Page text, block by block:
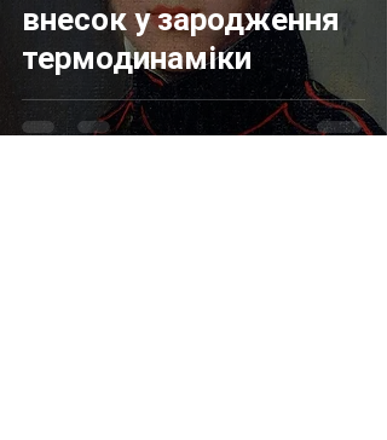
внесок у зародження
термодинаміки